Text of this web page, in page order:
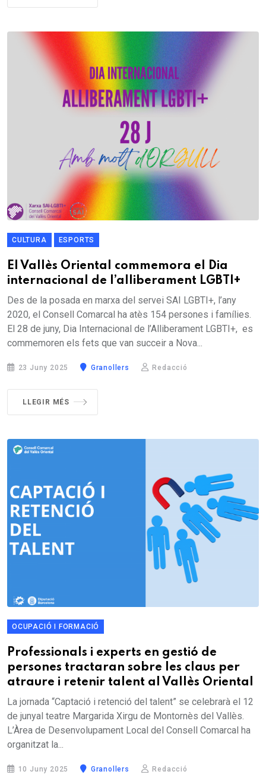
CULTURA ESPORTS
El Vallès Oriental commemora el Dia
internacional de l’alliberament LGBTI+
Des de la posada en marxa del servei SAI LGBTI+, l’any
2020, el Consell Comarcal ha atès 154 persones i famílies.
El 28 de juny, Dia Internacional de l’Alliberament LGBTI+, es
commemoren els fets que van succeir a Nova...
23 Juny 2025 Granollers Redacció
LLEGIR MÉS
OCUPACIÓ I FORMACIÓ
Professionals i experts en gestió de
persones tractaran sobre les claus per
atraure i retenir talent al Vallès Oriental
La jornada “Captació i retenció del talent” se celebrarà el 12
de junyal teatre Margarida Xirgu de Montornès del Vallès.
L’Àrea de Desenvolupament Local del Consell Comarcal ha
organitzat la...
10 Juny 2025 Granollers Redacció